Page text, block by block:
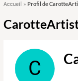
Accueil » Profil de
C